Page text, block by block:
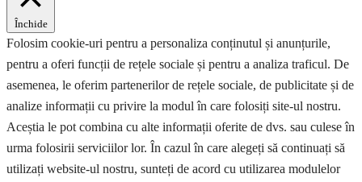
Închide
Folosim cookie-uri pentru a personaliza conținutul și anunțurile,
pentru a oferi funcții de rețele sociale și pentru a analiza traficul. De
asemenea, le oferim partenerilor de rețele sociale, de publicitate și de
analize informații cu privire la modul în care folosiți site-ul nostru.
Aceștia le pot combina cu alte informații oferite de dvs. sau culese în
urma folosirii serviciilor lor. În cazul în care alegeți să continuați să
utilizați website-ul nostru, sunteți de acord cu utilizarea modulelor